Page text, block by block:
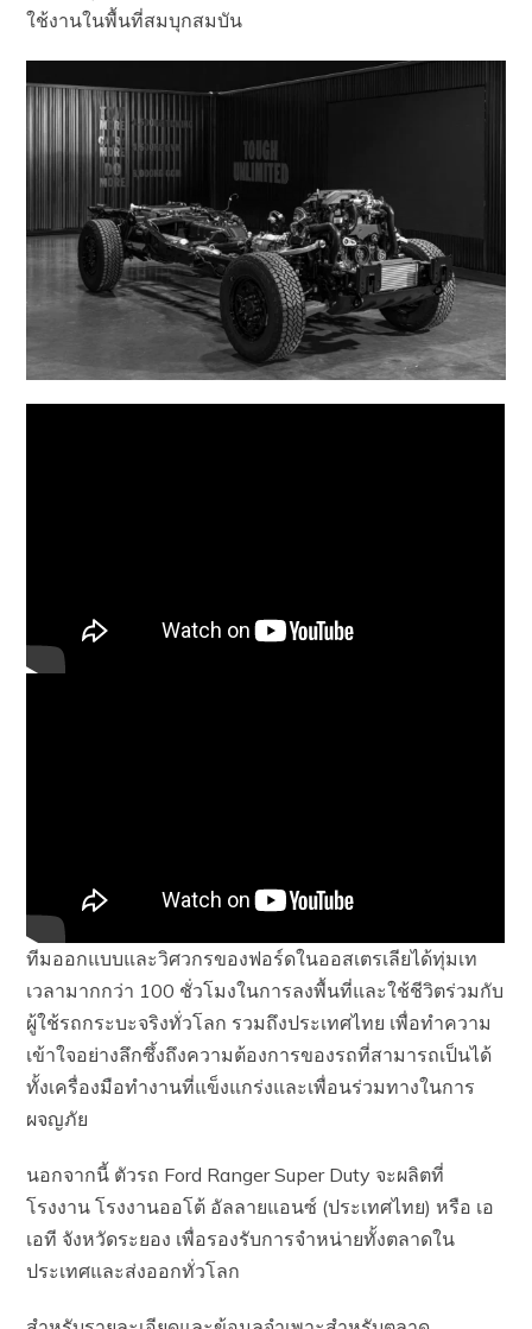
ใช้งานในพื้นที่สมบุกสมบัน
ทีมออกแบบและวิศวกรของฟอร์ดในออสเตรเลียได้ทุ่มเท
เวลามากกว่า 100 ชั่วโมงในการลงพื้นที่และใช้ชีวิตร่วมกับ
ผู้ใช้รถกระบะจริงทั่วโลก รวมถึงประเทศไทย เพื่อทำความ
เข้าใจอย่างลึกซึ้งถึงความต้องการของรถที่สามารถเป็นได้
ทั้งเครื่องมือทำงานที่แข็งแกร่งและเพื่อนร่วมทางในการ
ผจญภัย
นอกจากนี้ ตัวรถ Ford Ranger Super Duty จะผลิตที่
โรงงาน โรงงานออโต้ อัลลายแอนซ์ (ประเทศไทย) หรือ เอ
เอที จังหวัดระยอง เพื่อรองรับการจำหน่ายทั้งตลาดใน
ประเทศและส่งออกทั่วโลก